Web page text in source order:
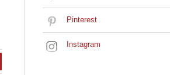
Pinterest
Instagram